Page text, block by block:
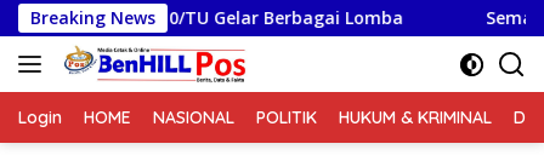
Langsung
ke
konten
Breaking News
TU Gelar Berbagai Lomba Semarak Lomba HUT
Login HOME NASIONAL POLITIK HUKUM & KRIMINAL